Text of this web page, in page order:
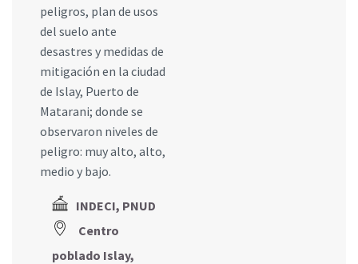
peligros, plan de usos
del suelo ante
desastres y medidas de
mitigación en la ciudad
de Islay, Puerto de
Matarani; donde se
observaron niveles de
peligro: muy alto, alto,
medio y bajo.
INDECI, PNUD
Centro
poblado Islay,